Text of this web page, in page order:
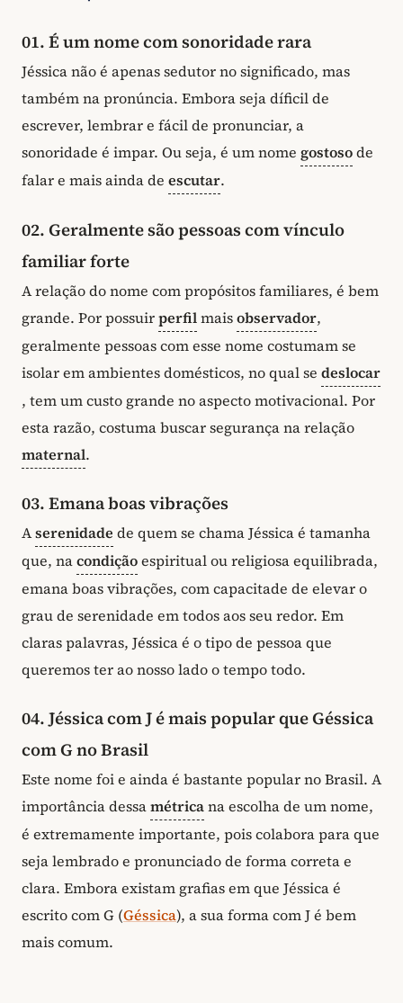
01. É um nome com sonoridade rara
Jéssica não é apenas sedutor no significado, mas
também na pronúncia. Embora seja díficil de
escrever, lembrar e fácil de pronunciar, a
sonoridade é impar. Ou seja, é um nome gostosode
falar e mais ainda de escutar.
02. Geralmente são pessoas com vínculo
familiar forte
A relação do nome com propósitos familiares, é bem
grande. Por possuirperfilmaisobservador,
geralmente pessoas com esse nome costumam se
isolar em ambientes domésticos, no qual se deslocar
, tem um custo grande no aspecto motivacional. Por
esta razão, costuma buscar segurança na relação
maternal.
03. Emana boas vibrações
Aserenidade de quem se chama Jéssica é tamanha
que, nacondiçãoespiritual ou religiosa equilibrada,
emana boas vibrações, com capacitade de elevar o
grau de serenidade em todos aos seu redor. Em
claras palavras, Jéssica é o tipo de pessoa que
queremos ter ao nosso lado o tempo todo.
04. Jéssica com J é mais popular que Géssica
com G no Brasil
Este nome foi e ainda é bastante popular no Brasil. A
importância dessamétricana escolha de um nome,
é extremamente importante, pois colabora para que
seja lembrado e pronunciado de forma correta e
clara. Embora existam grafias em que Jéssica é
escrito com G (Géssica), a sua forma com J é bem
mais comum.